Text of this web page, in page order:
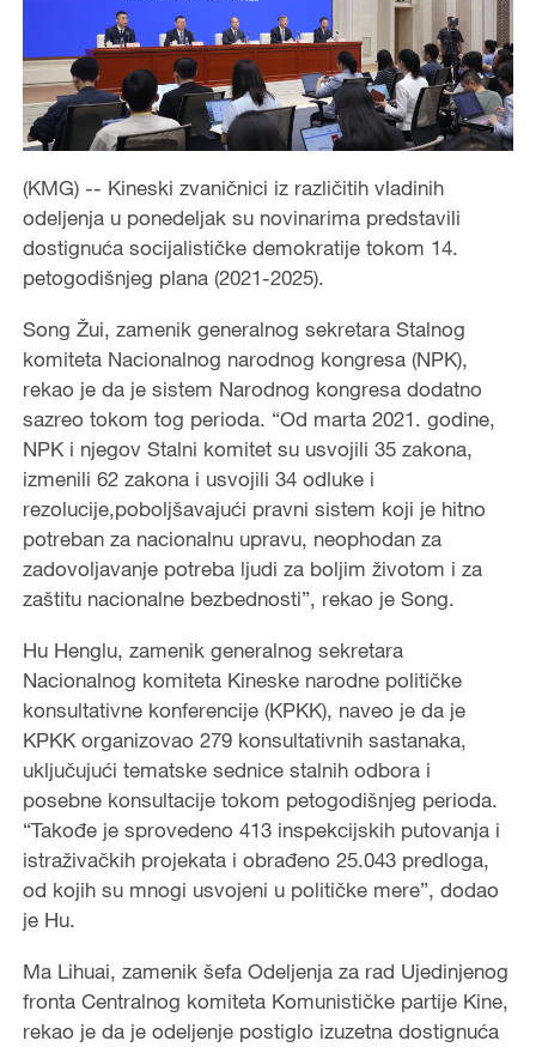
(KMG) -- Kineski zvaničnici iz različitih vladinih
odeljenja u ponedeljak su novinarima predstavili
dostignuća socijalističke demokratije tokom 14.
petogodišnjeg plana (2021-2025).
Song Žui, zamenik generalnog sekretara Stalnog
komiteta Nacionalnog narodnog kongresa (NPK),
rekao je da je sistem Narodnog kongresa dodatno
sazreo tokom tog perioda. “Od marta 2021. godine,
NPK i njegov Stalni komitet su usvojili 35 zakona,
izmenili 62 zakona i usvojili 34 odluke i
rezolucije,poboljšavajući pravni sistem koji je hitno
potreban za nacionalnu upravu, neophodan za
zadovoljavanje potreba ljudi za boljim životom i za
zaštitu nacionalne bezbednosti”, rekao je Song.
Hu Henglu, zamenik generalnog sekretara
Nacionalnog komiteta Kineske narodne političke
konsultativne konferencije (KPKK), naveo je da je
KPKK organizovao 279 konsultativnih sastanaka,
uključujući tematske sednice stalnih odbora i
posebne konsultacije tokom petogodišnjeg perioda.
“Takođe je sprovedeno 413 inspekcijskih putovanja i
istraživačkih projekata i obrađeno 25.043 predloga,
od kojih su mnogi usvojeni u političke mere”, dodao
je Hu.
Ma Lihuai, zamenik šefa Odeljenja za rad Ujedinjenog
fronta Centralnog komiteta Komunističke partije Kine,
rekao je da je odeljenje postiglo izuzetna dostignuća